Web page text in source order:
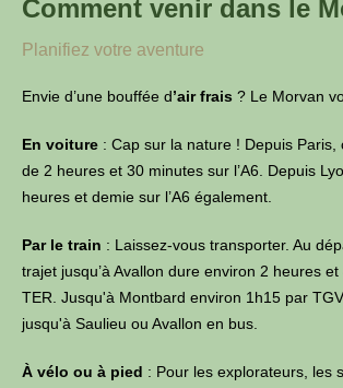
Comment venir dans le
Planifiez votre aventure
Envie d’une bouffée d’air frais ? Le Morvan
En voiture : Cap sur la nature ! Depuis Paris,
de 2 heures et 30 minutes sur l’A6. Depuis
heures et demie sur l’A6 également.
Par le train : Laissez-vous transporter. Au
trajet jusqu’à Avallon dure environ 2 heures
TER. Jusqu'à Montbard environ 1h15 par
jusqu'à Saulieu ou Avallon en bus.
À vélo ou à pied : Pour les explorateurs, les